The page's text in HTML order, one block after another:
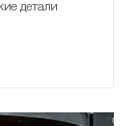
детали